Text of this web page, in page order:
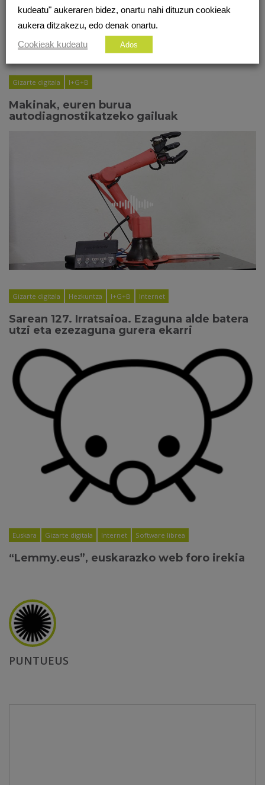
Gizarte digitala I+G+B
Makinak, euren burua
autodiagnostikatzeko gailuak
Gizarte digitala Hezkuntza I+G+B Internet
Sarean 127. Irratsaioa. Ezaguna alde batera
utzi eta ezezaguna gurera ekarri
Euskara Gizarte digitala Internet Software librea
“Lemmy.eus”, euskarazko web foro irekia
PUNTUEUS
kudeatu" aukeraren bidez, onartu nahi dituzun cookieak
aukera ditzakezu, edo denak onartu.
Cookieak kudeatu
Ados